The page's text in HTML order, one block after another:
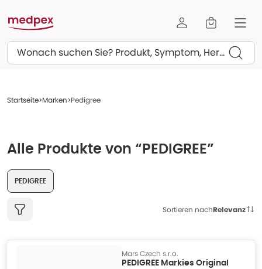
Suchen
Startseite Marken Pedigree
Alle Produkte von “PEDIGREE”
PEDIGREE
Sortieren nachRelevanz
Mars Czech s.r.o.
PEDIGREE Markies Original